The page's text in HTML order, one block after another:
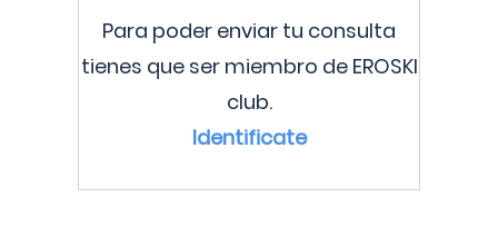
Para poder enviar tu consulta
tienes que ser miembro de EROSKI
club.
Identificate